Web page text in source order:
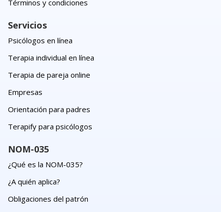
Términos y condiciones
Servicios
Psicólogos en línea
Terapia individual en línea
Terapia de pareja online
Empresas
Orientación para padres
Terapify para psicólogos
NOM-035
¿Qué es la NOM-035?
¿A quién aplica?
Obligaciones del patrón